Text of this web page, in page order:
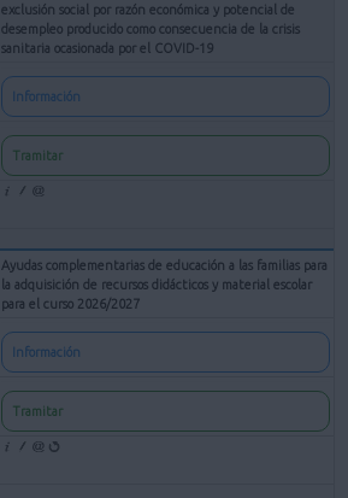
exclusión social por razón económica y potencial de
desempleo producido como consecuencia de la crisis
sanitaria ocasionada por el COVID-19
Información
Tramitar
Ayudas complementarias de educación a las familias para
la adquisición de recursos didácticos y material escolar
para el curso 2026/2027
Información
Tramitar